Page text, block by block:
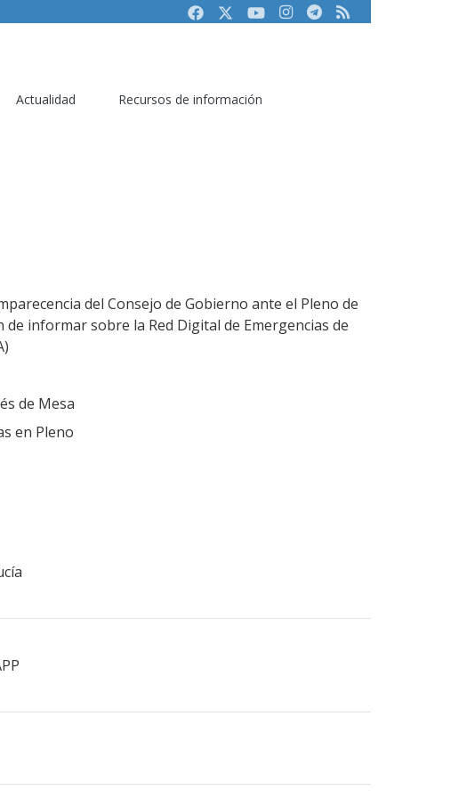
FacebookTwitterYoutubeInstagram
Telegram
RSS
Actualidad
Recursos de información
del Consejo de Gobierno ante el Pleno de
de informar sobre la Red Digital de Emergencias de
de Mesa
en Pleno